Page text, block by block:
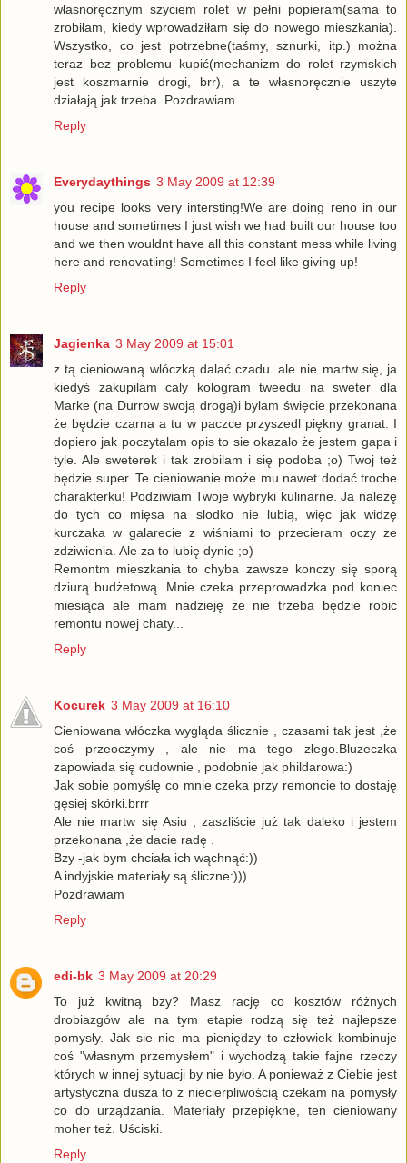
własnoręcznym szyciem rolet w pełni popieram(sama to
zrobiłam, kiedy wprowadziłam się do nowego mieszkania).
Wszystko, co jest potrzebne(taśmy, sznurki, itp.) można
teraz bez problemu kupić(mechanizm do rolet rzymskich
jest koszmarnie drogi, brr), a te własnoręcznie uszyte
działają jak trzeba. Pozdrawiam.
Reply
Everydaythings 3 May 2009 at 12:39
you recipe looks very intersting!We are doing reno in our
house and sometimes I just wish we had built our house too
and we then wouldnt have all this constant mess while living
here and renovatiing! Sometimes I feel like giving up!
Reply
Jagienka 3 May 2009 at 15:01
z tą cieniowaną wlóczką dalać czadu. ale nie martw się, ja
kiedyś zakupilam caly kologram tweedu na sweter dla
Marke (na Durrow swoją drogą)i bylam święcie przekonana
że będzie czarna a tu w paczce przyszedl piękny granat. I
dopiero jak poczytalam opis to sie okazalo że jestem gapa i
tyle. Ale sweterek i tak zrobilam i się podoba ;o) Twoj też
będzie super. Te cieniowanie może mu nawet dodać troche
charakterku! Podziwiam Twoje wybryki kulinarne. Ja należę
do tych co mięsa na slodko nie lubią, więc jak widzę
kurczaka w galarecie z wiśniami to przecieram oczy ze
zdziwienia. Ale za to lubię dynie ;o)
Remontm mieszkania to chyba zawsze konczy się sporą
dziurą budżetową. Mnie czeka przeprowadzka pod koniec
miesiąca ale mam nadzieję że nie trzeba będzie robic
remontu nowej chaty...
Reply
Kocurek 3 May 2009 at 16:10
Cieniowana włóczka wygląda ślicznie , czasami tak jest ,że
coś przeoczymy , ale nie ma tego złego.Bluzeczka
zapowiada się cudownie , podobnie jak phildarowa:)
Jak sobie pomyślę co mnie czeka przy remoncie to dostaję
gęsiej skórki.brrr
Ale nie martw się Asiu , zaszliście już tak daleko i jestem
przekonana ,że dacie radę .
Bzy -jak bym chciała ich wąchnąć:))
A indyjskie materiały są śliczne:)))
Pozdrawiam
Reply
edi-bk 3 May 2009 at 20:29
To już kwitną bzy? Masz rację co kosztów różnych
drobiazgów ale na tym etapie rodzą się też najlepsze
pomysły. Jak sie nie ma pieniędzy to człowiek kombinuje
coś "własnym przemysłem" i wychodzą takie fajne rzeczy
których w innej sytuacji by nie było. A ponieważ z Ciebie jest
artystyczna dusza to z niecierpliwością czekam na pomysły
co do urządzania. Materiały przepiękne, ten cieniowany
moher też. Uściski.
Reply